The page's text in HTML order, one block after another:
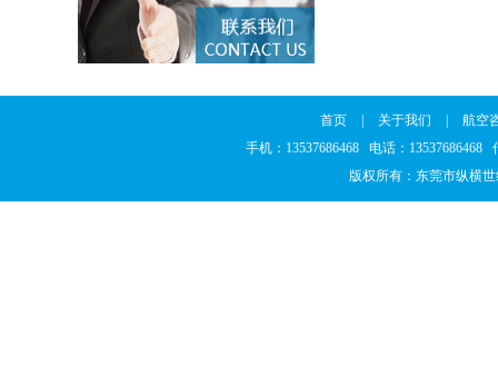
首页 关于我们
航空
手机：13537686468 电话：13537686468
版权所有：东莞市纵横